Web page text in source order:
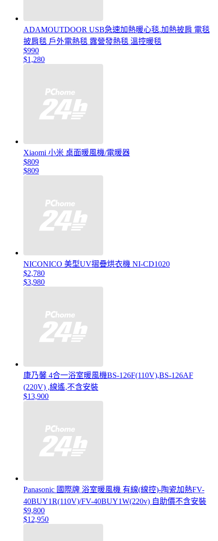
ADAMOUTDOOR USB急速加熱暖心毯.加熱披肩 電毯
披肩毯 戶外電熱毯 露營發熱毯 溫控暖毯
$990
$1,280
Xiaomi 小米 桌面暖風機/電暖器
$809
$809
NICONICO 美型UV摺疊烘衣機 NI-CD1020
$2,780
$3,980
康乃馨 4合一浴室暖風機BS-126F(110V),BS-126AF
(220V) ,線遙,不含安裝
$13,900
Panasonic 國際牌 浴室暖風機 有線(線控)-陶瓷加熱FV-
40BUY1R(110V)/FV-40BUY1W(220v) 自助價不含安裝
$9,800
$12,950